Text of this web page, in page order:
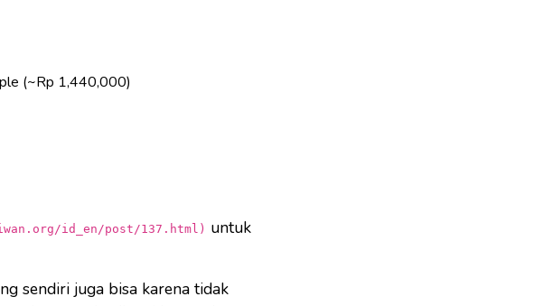
(~Rp 1,440,000)
id_en/post/137.html)
untuk
sendiri juga bisa karena tidak